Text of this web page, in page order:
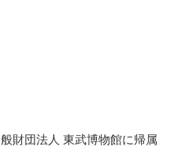
財団法人 東武博物館に帰属